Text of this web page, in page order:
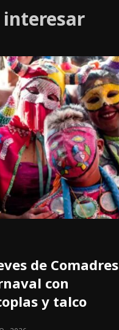
interesar
de Comadres
con
y talco